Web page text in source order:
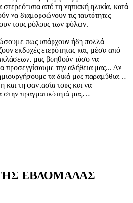
από τη νηπιακή ηλικία, κατά
να διαμορφώνουν τις ταυτότητες
τους ρόλους των φύλων.
πως υπάρχουν ήδη πολλά
εκδοχές ετερότητας και, μέσα από
μας βοηθούν τόσο να
προσεγγίσουμε την αλήθεια μας... Αν
τα δικά μας παραμύθια…
και τη φαντασία τους και να
πραγματικότητά μας…
ΕΒΔΟΜΑΔΑΣ